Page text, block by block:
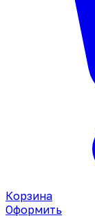
Корзина
Оформить